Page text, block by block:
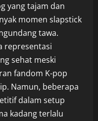
yang tajam dan
momen slapstick
tawa.
representasi
sehat meski
fandom K-pop
Namun, beberapa
dalam setup
kadang terlalu